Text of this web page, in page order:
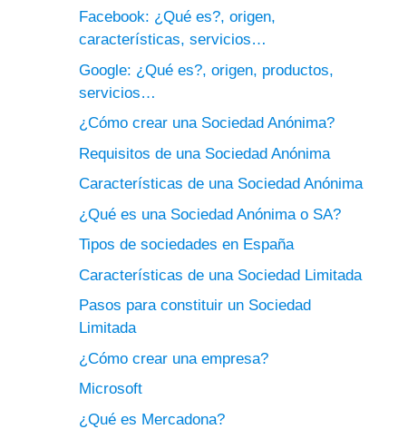
Facebook: ¿Qué es?, origen,
características, servicios…
Google: ¿Qué es?, origen, productos,
servicios…
¿Cómo crear una Sociedad Anónima?
Requisitos de una Sociedad Anónima
Características de una Sociedad Anónima
¿Qué es una Sociedad Anónima o SA?
Tipos de sociedades en España
Características de una Sociedad Limitada
Pasos para constituir un Sociedad
Limitada
¿Cómo crear una empresa?
Microsoft
¿Qué es Mercadona?